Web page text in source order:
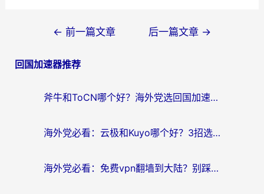
导
← 前一篇文章 后一篇文章 →
回国加速器推荐
斧牛和ToCN哪个好？海外党选回国加速器的避坑指南（附免费工具推荐）
海外党必看：云极和Kuyo哪个好？3招选对回国加速器，无缝刷国内资源
海外党必看：免费vpn翻墙到大陆？别踩坑！教你选对回国加速器无缝追剧玩游戏